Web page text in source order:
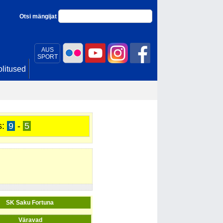
AUS
SPORT
Otsi mängijat
9 - 5
SK Saku Fortuna
Väravad